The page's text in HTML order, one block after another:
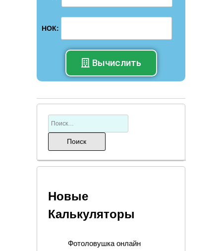
НОК:
Вычислить
Новые
Калькуляторы
Фотоловушка онлайн